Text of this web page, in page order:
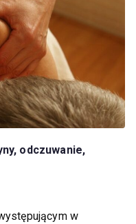
odczuwanie,
w